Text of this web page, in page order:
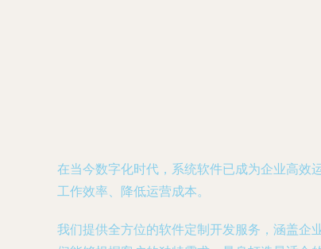
在当今数字化时代，系统软件已成为企业高效
工作效率、降低运营成本。
我们提供全方位的软件定制开发服务，涵盖企